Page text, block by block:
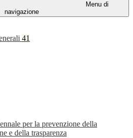
Menu di
navigazione
41
per la prevenzione della
e della trasparenza